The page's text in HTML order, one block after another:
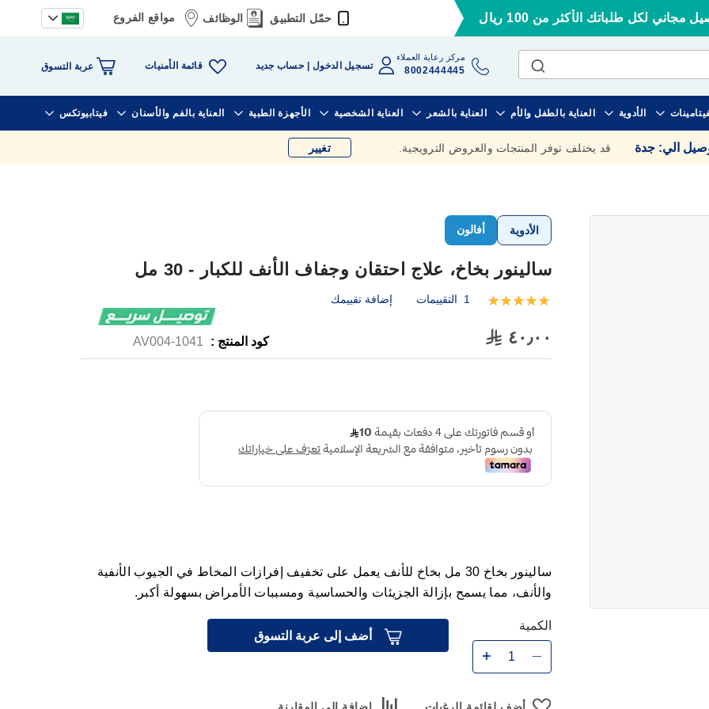
مجاني لكل طلباتك الأكثر من 100 ريال حمّل التطبيق الوظائف مواقع الفروع
مركز رعاية العملاء
8002444445 تسجيل الدخول حساب جديد قائمة الأمنيات عربة التسوق
الأدوية العناية بالطفل والأم العناية بالشعر العناية الشخصية الأجهزة الطبية العناية بالفم والأسنان فيتابيوتكس
الي: جدة قد يختلف توفر المنتجات والعروض الترويجية. تغيير
الأدوية أفالون
سالينور بخاخ، علاج احتقان وجفاف الأنف للكبار - 30 مل
تقييم:
1 التقييمات إضافة تقييمك
٤٠٫٠٠ كود المنتج : 1041-AV004
سالينور بخاخ 30 مل
بخاخ للأنف يعمل على تخفيف إفرازات المخاط في الجيوب الأنفية
والأنف، مما يسمح بإزالة الجزيئات والحساسية ومسببات الأمراض بسهولة أكبر.
الكمية
أضف إلى عربة التسوق